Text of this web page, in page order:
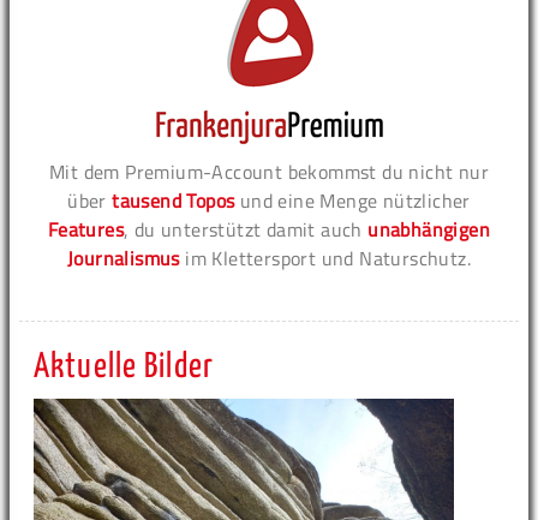
Mit dem Premium-Account bekommst du nicht nur
übertausend Toposund eine Menge nützlicher
Features, du unterstützt damit auch unabhängigen
Journalismusim Klettersport und Naturschutz.
Aktuelle Bilder